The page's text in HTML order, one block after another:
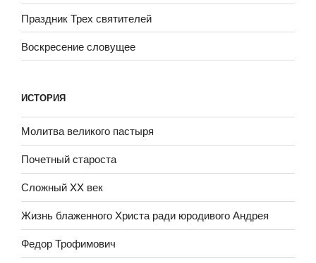
Праздник Трех святителей
Воскресение словущее
ИСТОРИЯ
Молитва великого пастыря
Почетный староста
Сложный XX век
Жизнь блаженного Христа ради юродивого Андрея
Федор Трофимович